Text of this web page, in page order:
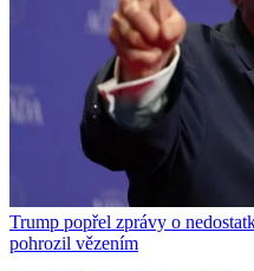
Trump popřel zprávy o
pohrozil vězením